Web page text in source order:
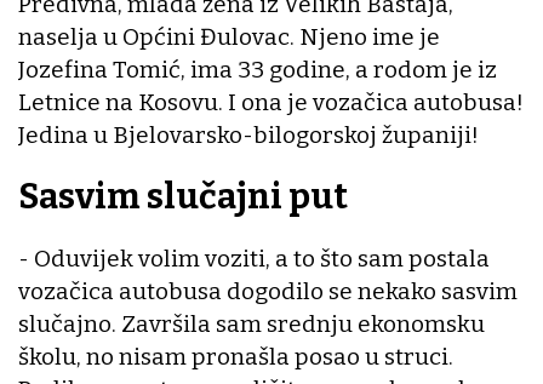
naselja u Općini Đulovac. Njeno ime je
Jozefina Tomić, ima 33 godine, a rodom je iz
Letnice na Kosovu. I ona je vozačica autobusa!
Jedina u Bjelovarsko-bilogorskoj županiji!
Sasvim slučajni put
- Oduvijek volim voziti, a to što sam postala
vozačica autobusa dogodilo se nekako sasvim
slučajno. Završila sam srednju ekonomsku
školu, no nisam pronašla posao u struci.